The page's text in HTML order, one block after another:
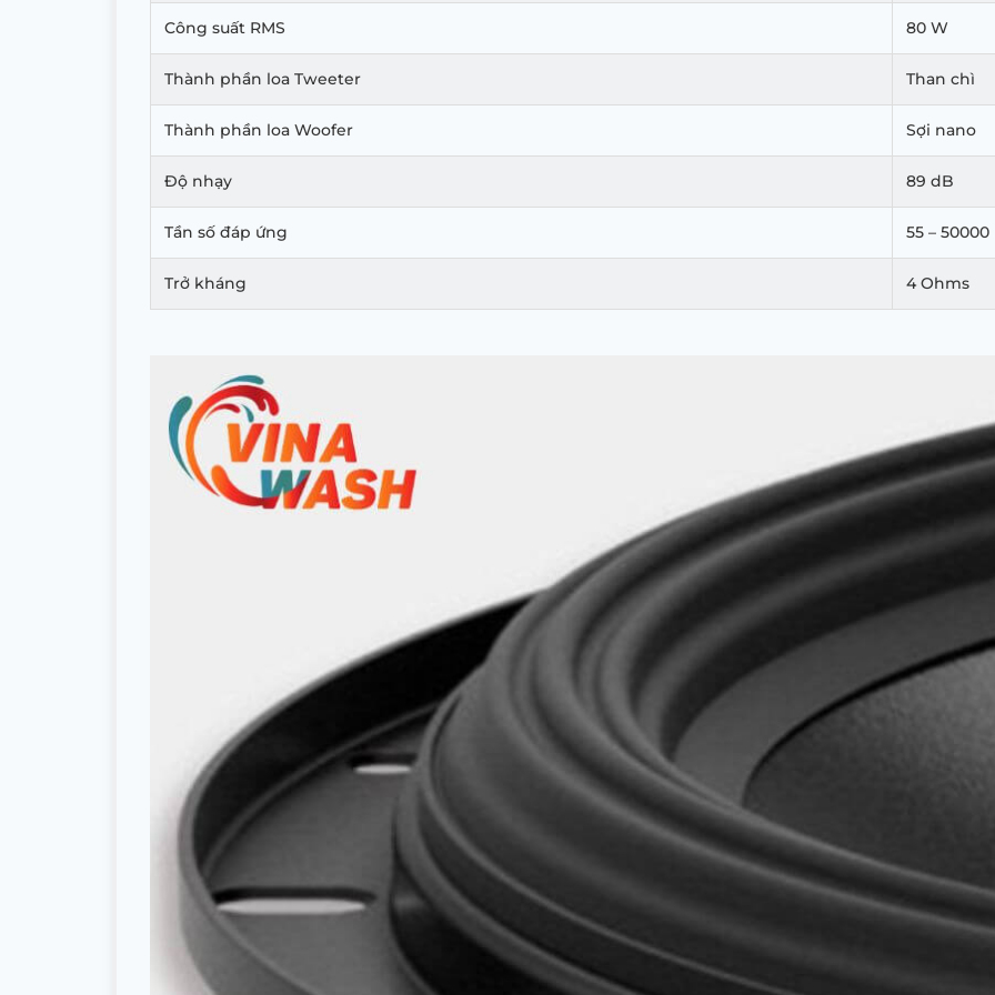
Công suất RMS 80 W
Thành phần loa Tweeter Than chì
Thành phần loa Woofer Sợi nano
Độ nhạy 89 dB
Tần số đáp ứng 55 – 50000
Trở kháng 4 Ohms